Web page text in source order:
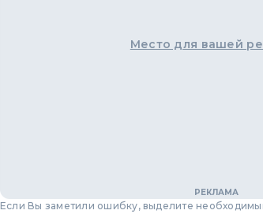
Место для вашей
Если Вы заметили ошибку, выделите